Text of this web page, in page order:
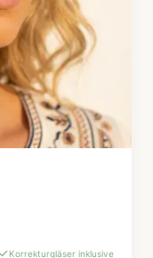
Korrekturgläser inklusive